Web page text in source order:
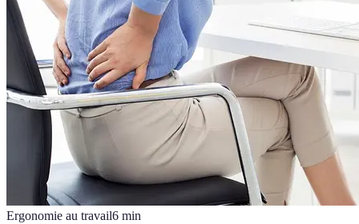
Ergonomie au travail6 min